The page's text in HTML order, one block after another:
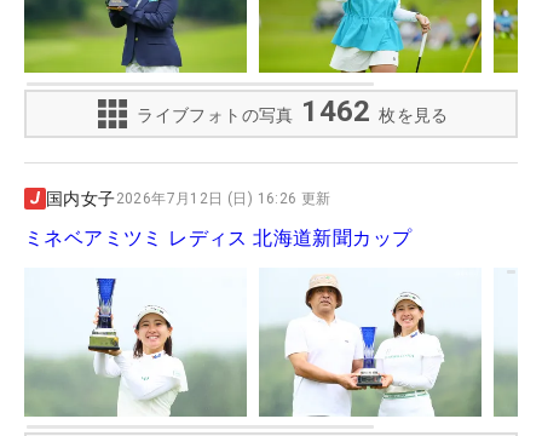
ライブフォトの写真 1462 枚を見る
国内女子2026年7月12日 (日) 16:26 更新
ミネベアミツミ レディス 北海道新聞カップ